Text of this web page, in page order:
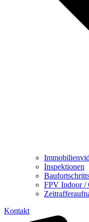
Inspektionen
FPV Indoor /
Kontakt